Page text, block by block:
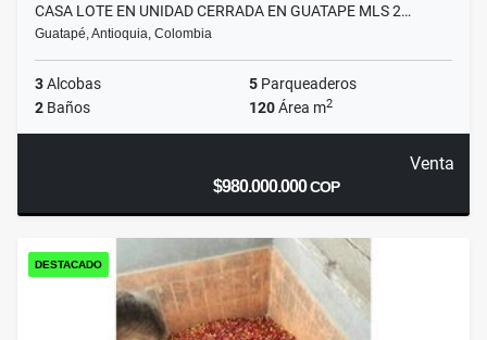
CASA LOTE EN UNIDAD CERRADA EN GUATAPE MLS 2…
Guatapé, Antioquia, Colombia
3Alcobas 5 Parqueaderos
2 Baños 120Área m2
Venta
$980.000.000COP
DESTACADO